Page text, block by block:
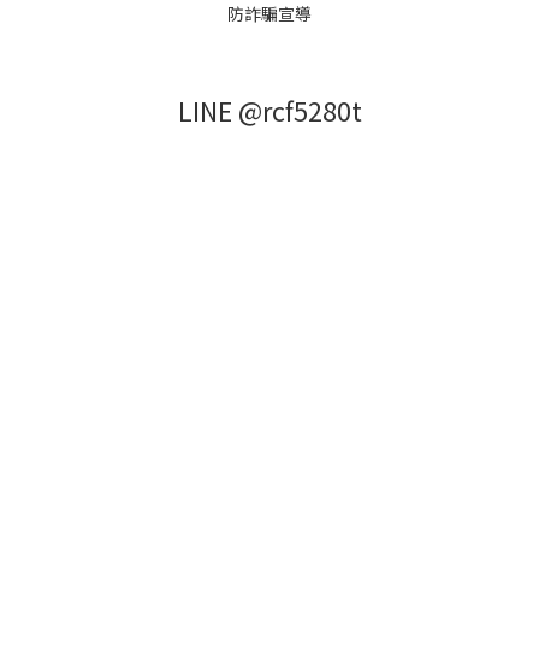
防詐騙宣導
LINE @rcf5280t